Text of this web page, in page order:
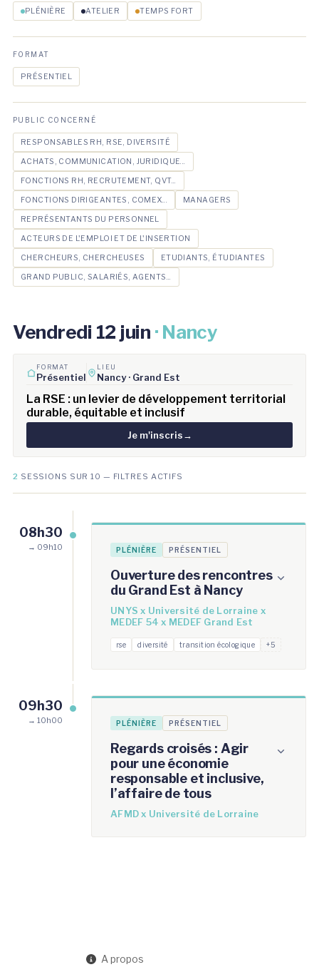
PLÉNIÈRE ATELIER TEMPS FORT
FORMAT
PRÉSENTIEL
PUBLIC CONCERNÉ
RESPONSABLES RH, RSE, DIVERSITÉ
ACHATS, COMMUNICATION, JURIDIQUE...
FONCTIONS RH, RECRUTEMENT, QVT...
FONCTIONS DIRIGEANTES, COMEX... MANAGERS
REPRÉSENTANTS DU PERSONNEL
ACTEURS DE L'EMPLOI ET DE L'INSERTION
CHERCHEURS, CHERCHEUSES ETUDIANTS, ÉTUDIANTES
GRAND PUBLIC, SALARIÉS, AGENTS...
Vendredi 12 juin · Nancy
FORMAT
Présentiel
LIEU
Nancy · Grand Est
La RSE : un levier de développement territorial
durable, équitable et inclusif
Je m'inscris→
2 SESSIONS SUR 10 — FILTRES ACTIFS
08h30
→ 09h10 PLÉNIÈRE PRÉSENTIEL
Ouverture des rencontres
du Grand Est à Nancy
UNYS x Université de Lorraine x
MEDEF 54 x MEDEF Grand Est
rse diversité transition écologique +5
09h30
→ 10h00 PLÉNIÈRE PRÉSENTIEL
Regards croisés : Agir
pour une économie
responsable et inclusive,
l’affaire de tous
AFMD x Université de Lorraine
A propos